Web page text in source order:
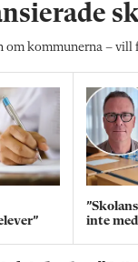
om kommunerna – vill
inte